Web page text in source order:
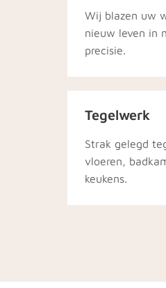
Wij blazen uw
nieuw leven in
precisie.
Tegelwerk
Strak gelegd
vloeren,
keukens.